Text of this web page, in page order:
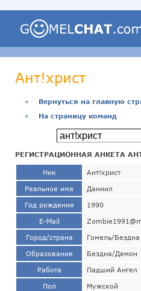
Ант!христ
●
Вернуться на главную
●
На страницу команд
РЕГИСТРАЦИОННАЯ АНКЕТА
Ник Ант!христ
Реальное имя Даниил
Год рождения 1990
E-Mail
Город/страна Гомель/Бездна
Образование Бездна/Демон
Работа Падший Ангел
Пол Мужской